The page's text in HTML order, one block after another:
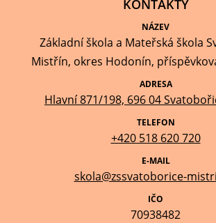
KONTAKTY
NÁZEV
Základní škola a Mateřská škola
Mistřín, okres Hodonín,
ADRESA
Hlavní 871/198, 696 04
TELEFON
+420 518 620 720
E-MAIL
skola@zssvatoborice-
IČO
70938482